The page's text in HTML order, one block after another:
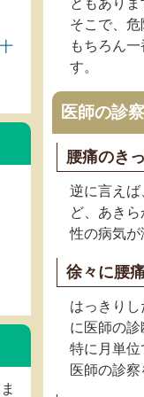
ともありま
そこで、危
もちろん
す。
医師の診
腰痛のき
逆に言え
ど、あき
性の病気が
徐々に腰
はっきり
に医師の診
特に月単位
医師の診察